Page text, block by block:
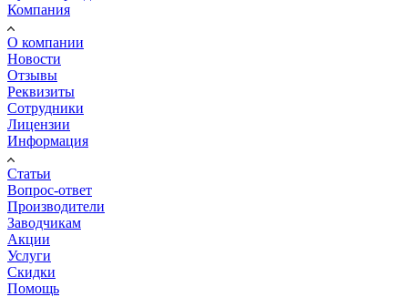
Компания
О компании
Новости
Отзывы
Реквизиты
Сотрудники
Лицензии
Информация
Статьи
Вопрос-ответ
Производители
Заводчикам
Акции
Услуги
Скидки
Помощь